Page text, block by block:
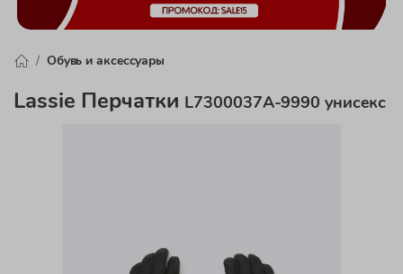
Обувь и аксессуары
Lassie Перчатки L7300037A-9990 унисекс